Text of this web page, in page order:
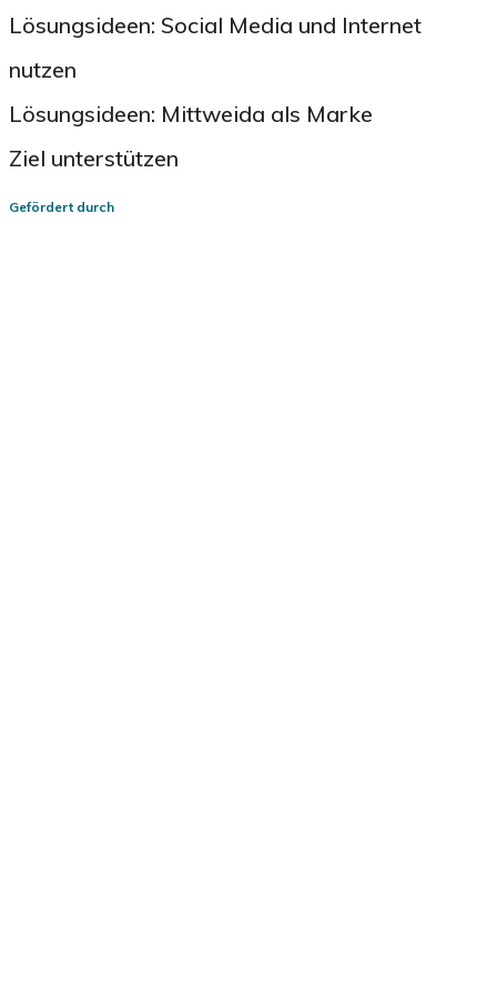
Lösungsideen: Social Media und Internet
nutzen
Lösungsideen: Mittweida als Marke
Ziel unterstützen
Gefördert durch